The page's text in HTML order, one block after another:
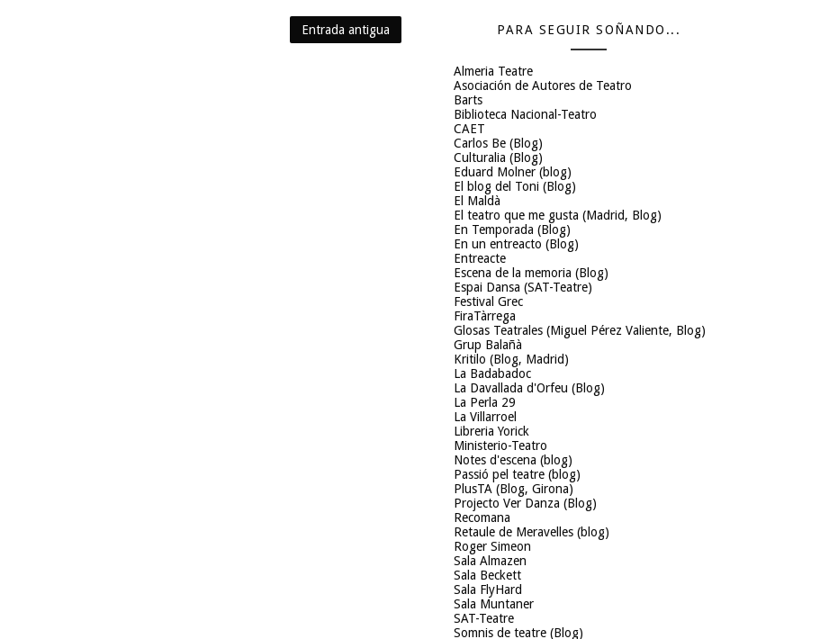
Entrada antigua PARA SEGUIR SOÑANDO...
Almeria Teatre
Asociación de Autores de Teatro
Barts
Biblioteca Nacional-Teatro
CAET
Carlos Be (Blog)
Culturalia (Blog)
Eduard Molner (blog)
El blog del Toni (Blog)
El Maldà
El teatro que me gusta (Madrid, Blog)
En Temporada (Blog)
En un entreacto (Blog)
Entreacte
Escena de la memoria (Blog)
Espai Dansa (SAT-Teatre)
Festival Grec
FiraTàrrega
Glosas Teatrales (Miguel Pérez Valiente, Blog)
Grup Balañà
Kritilo (Blog, Madrid)
La Badabadoc
La Davallada d'Orfeu (Blog)
La Perla 29
La Villarroel
Libreria Yorick
Ministerio-Teatro
Notes d'escena (blog)
Passió pel teatre (blog)
PlusTA (Blog, Girona)
Projecto Ver Danza (Blog)
Recomana
Retaule de Meravelles (blog)
Roger Simeon
Sala Almazen
Sala Beckett
Sala FlyHard
Sala Muntaner
SAT-Teatre
Somnis de teatre (Blog)